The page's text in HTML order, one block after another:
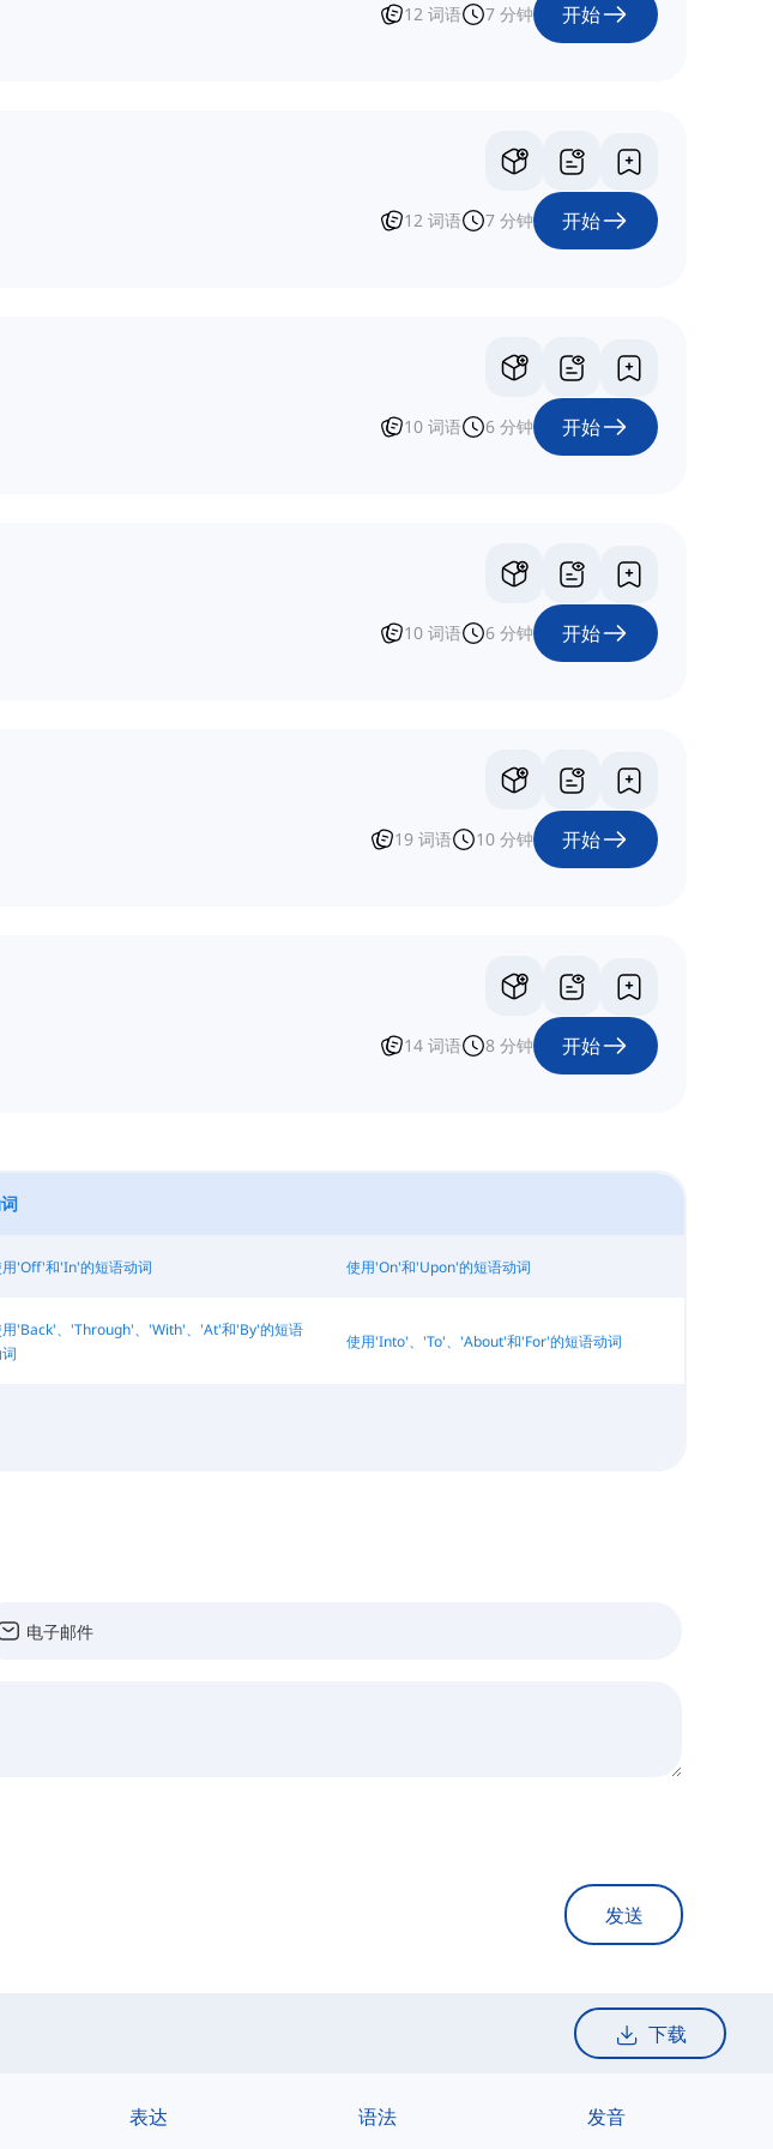
12 词语 7 分钟 开始
12 词语 7 分钟 开始
10 词语 6 分钟 开始
10 词语 6 分钟 开始
19 词语 10 分钟 开始
14 词语 8 分钟 开始
'Off'和'In'的短语动词 使用'On'和'Upon'的短语动词
'Back'、'Through'、'With'、'At'和'By'的短语
使用'Into'、'To'、'About'和'For'的短语动词
发送
下载
表达 语法 发音